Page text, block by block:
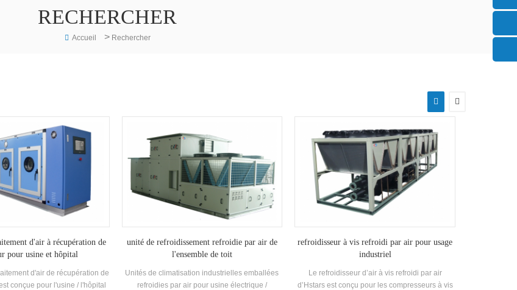
RECHERCHER
Accueil > Rechercher
d'air à récupération de
pour usine et hôpital
d'air de récupération de
conçue pour l'usine / l'hôpital
unité de refroidissement refroidie par air de
l'ensemble de toit
Unités de climatisation industrielles emballées
refroidies par air pour usine électrique /
refroidisseur à vis refroidi par air pour usage
industriel
Le refroidisseur d’air à vis refroidi par air
d’Hstars est conçu pour les compresseurs à vis